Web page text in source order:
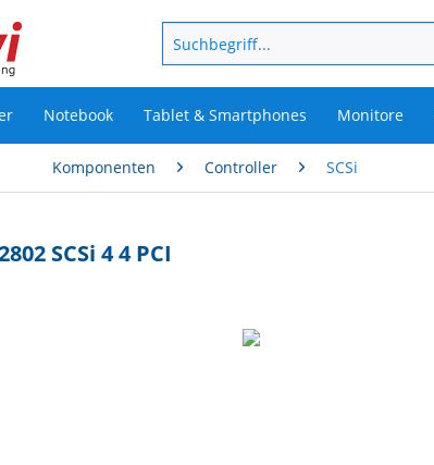
Notebook Tablet & Smartphones Monitore
Komponenten Controller SCSi
SCSi 4 4 PCI